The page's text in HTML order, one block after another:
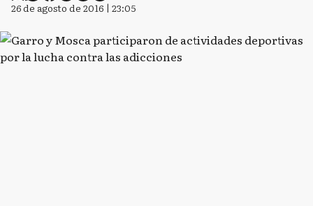
26 de agosto de 2016 | 23:05